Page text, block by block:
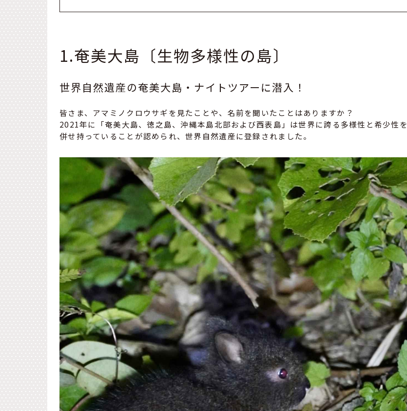
1.奄美大島〔生物多様性の島〕
世界自然遺産の奄美大島・ナイトツアーに潜入！
皆さま、アマミノクロウサギを見たことや、名前を聞いたことはありますか？
2021年に「奄美大島、徳之島、沖縄本島北部および西表島」は世界に誇る多様性と希少性を
併せ持っていることが認められ、世界自然遺産に登録されました。